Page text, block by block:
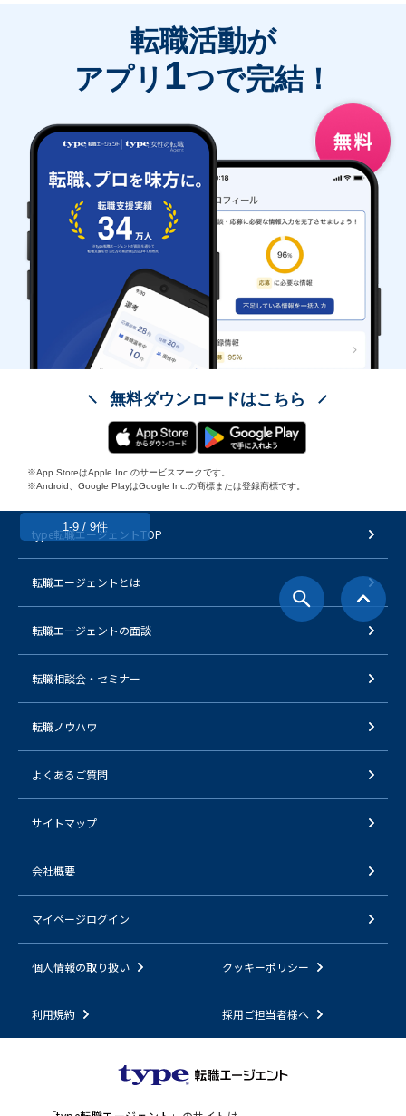
1-9 / 9件
転職活動が
アプリ 1つで完結！
無料ダウンロードはこちら
※App StoreはApple Inc.のサービスマークです。
※Android、Google PlayはGoogle Inc.の商標または登録商標です。
type転職エージェントTOP
転職エージェントとは
転職エージェントの面談
転職相談会・セミナー
転職ノウハウ
よくあるご質問
サイトマップ
会社概要
マイページログイン
個人情報の取り扱い クッキーポリシー
利用規約 採用ご担当者様へ